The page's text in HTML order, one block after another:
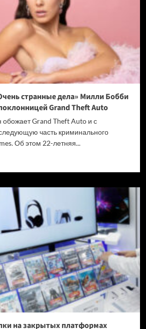
странные дела» Милли Бобби
Grand Theft Auto
Grand Theft Auto и с
часть криминального
Об этом 22-летняя...
на закрытых платформах